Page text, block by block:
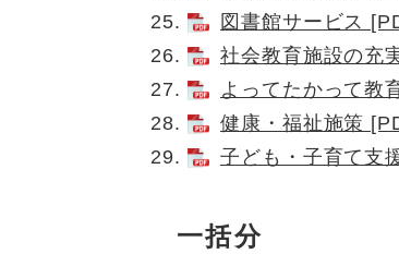
図書館サービス
社会教育施設の充
よってたかって教
健康・福祉施策
子ども・子育て支
一括分